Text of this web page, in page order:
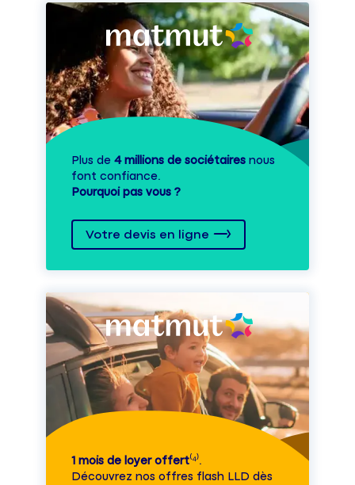
Plus de 4 millions de sociétaires nous
font confiance.
Pourquoi pas vous ?
Votre devis en ligne
1 mois de loyer offert⁽⁴⁾.
Découvrez nos offres flash LLD dès